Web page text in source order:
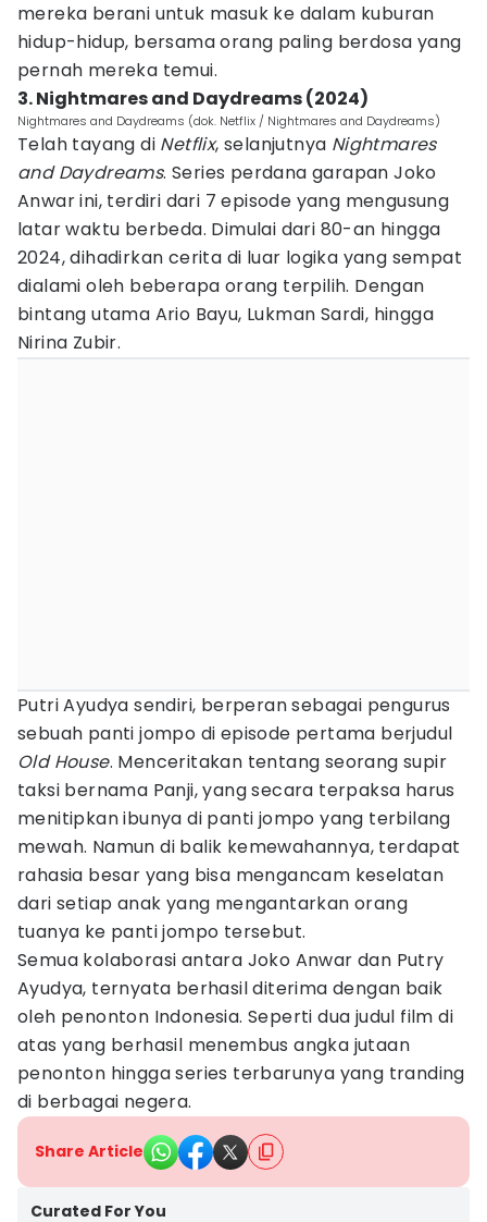
mereka berani untuk masuk ke dalam kuburan
hidup-hidup, bersama orang paling berdosa yang
pernah mereka temui.
3. Nightmares and Daydreams (2024)
Nightmares and Daydreams (dok. Netflix / Nightmares and Daydreams)
Telah tayang di Netflix, selanjutnya Nightmares
and Daydreams. Series perdana garapan Joko
Anwar ini, terdiri dari 7 episode yang mengusung
latar waktu berbeda. Dimulai dari 80-an hingga
2024, dihadirkan cerita di luar logika yang sempat
dialami oleh beberapa orang terpilih. Dengan
bintang utama Ario Bayu, Lukman Sardi, hingga
Nirina Zubir.
Putri Ayudya sendiri, berperan sebagai pengurus
sebuah panti jompo di episode pertama berjudul
Old House. Menceritakan tentang seorang supir
taksi bernama Panji, yang secara terpaksa harus
menitipkan ibunya di panti jompo yang terbilang
mewah. Namun di balik kemewahannya, terdapat
rahasia besar yang bisa mengancam keselatan
dari setiap anak yang mengantarkan orang
tuanya ke panti jompo tersebut.
Semua kolaborasi antara Joko Anwar dan Putry
Ayudya, ternyata berhasil diterima dengan baik
oleh penonton Indonesia. Seperti dua judul film di
atas yang berhasil menembus angka jutaan
penonton hingga series terbarunya yang tranding
di berbagai negera.
Share Article
Curated For You